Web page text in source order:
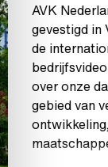
AVK
gevestigd in
de
over onze
gebied van